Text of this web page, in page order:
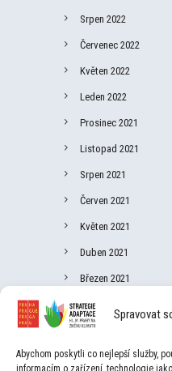
Spravovat
Abychom poskytli co nejlepší služby,
informacím o zařízení, technologie
Srpen 2022
Červenec 2022
Květen 2022
Leden 2022
Prosinec 2021
Listopad 2021
Srpen 2021
Červen 2021
Květen 2021
Duben 2021
Březen 2021
Únor 2021
Leden 2021
Listopad 2020